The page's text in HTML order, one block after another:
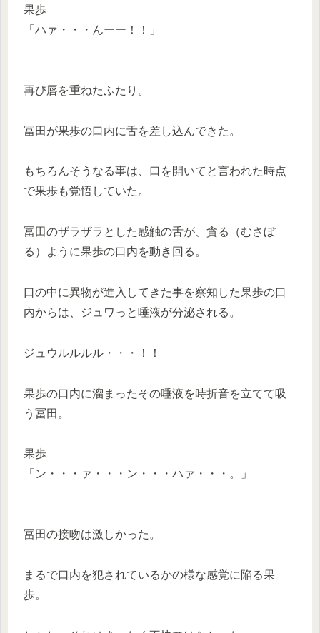
果歩
「ハァ・・・んーー！！」
再び唇を重ねたふたり。
冨田が果歩の口内に舌を差し込んできた。
もちろんそうなる事は、口を開いてと言われた時点
で果歩も覚悟していた。
冨田のザラザラとした感触の舌が、貪る（むさぼ
る）ように果歩の口内を動き回る。
口の中に異物が進入してきた事を察知した果歩の口
内からは、ジュワっと唾液が分泌される。
ジュウルルルル・・・！！
果歩の口内に溜まったその唾液を時折音を立てて吸
う冨田。
果歩
「ン・・・ァ・・・ン・・・ハァ・・・。」
冨田の接吻は激しかった。
まるで口内を犯されているかの様な感覚に陥る果
歩。